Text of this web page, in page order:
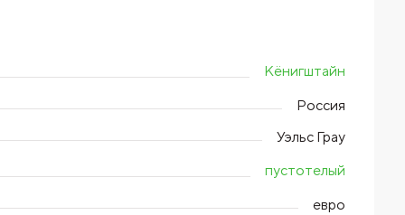
Кёнигштайн
Россия
Уэльс Грау
пустотелый
евро